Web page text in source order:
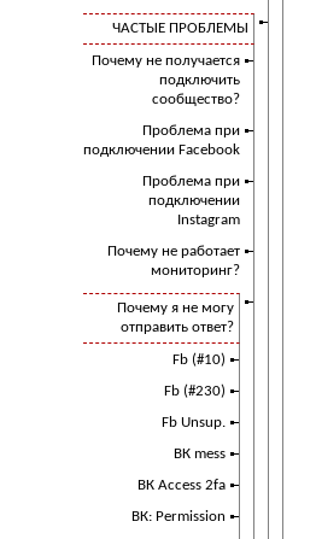
ЧАСТЫЕ ПРОБЛЕМЫ
Почему не получается
подключить
сообщество?
Проблема при
подключении Facebook
Проблема при
подключении
Instagram
Почему не работает
мониторинг?
Почему я не могу
отправить ответ?
Fb (#10)
Fb (#230)
Fb Unsup.
ВК mess
ВК Access 2fa
ВК: Permission